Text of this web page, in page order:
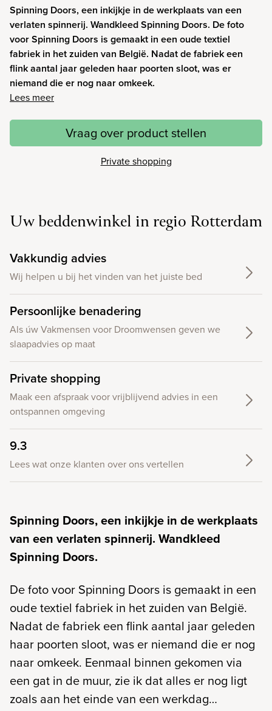
Spinning Doors, een inkijkje in de werkplaats van een
verlaten spinnerij. Wandkleed Spinning Doors. De foto
voor Spinning Doors is gemaakt in een oude textiel
fabriek in het zuiden van België. Nadat de fabriek een
flink aantal jaar geleden haar poorten sloot, was er
niemand die er nog naar omkeek.
Lees meer
Vraag over product stellen
Private shopping
Uw beddenwinkel in regio Rotterdam
Vakkundig advies
Wij helpen u bij het vinden van het juiste bed
Persoonlijke benadering
Als úw Vakmensen voor Droomwensen geven we
slaapadvies op maat
Private shopping
Maak een afspraak voor vrijblijvend advies in een
ontspannen omgeving
9.3
Lees wat onze klanten over ons vertellen
Spinning Doors, een inkijkje in de werkplaats
van een verlaten spinnerij. Wandkleed
Spinning Doors.
De foto voor Spinning Doors is gemaakt in een
oude textiel fabriek in het zuiden van België.
Nadat de fabriek een flink aantal jaar geleden
haar poorten sloot, was er niemand die er nog
naar omkeek. Eenmaal binnen gekomen via
een gat in de muur, zie ik dat alles er nog ligt
zoals aan het einde van een werkdag…